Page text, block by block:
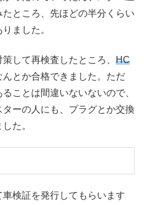
ところ、先ほどの半分くらい
ました。
して再検査したところ、 HC
とか合格できました。ただ
ことは間違いないないので、
ーの人にも、プラグとか交換
た。
検証を発行してもらいます